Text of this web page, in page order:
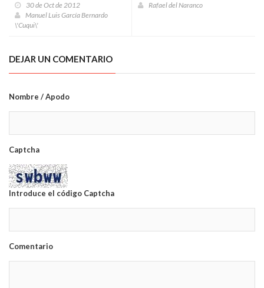
30 de Oct de 2012
Manuel Luis García Bernardo
\'Cuqui\'
Rafael del Naranco
DEJAR UN COMENTARIO
Nombre / Apodo
Captcha
Introduce el código Captcha
Comentario